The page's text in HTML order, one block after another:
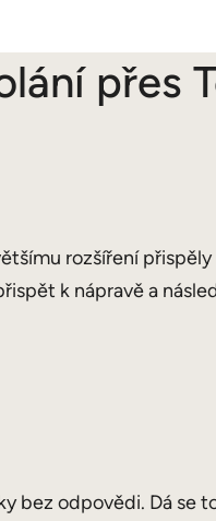
přes
rozšíření
k nápravě a
bez odpovědi. Dá